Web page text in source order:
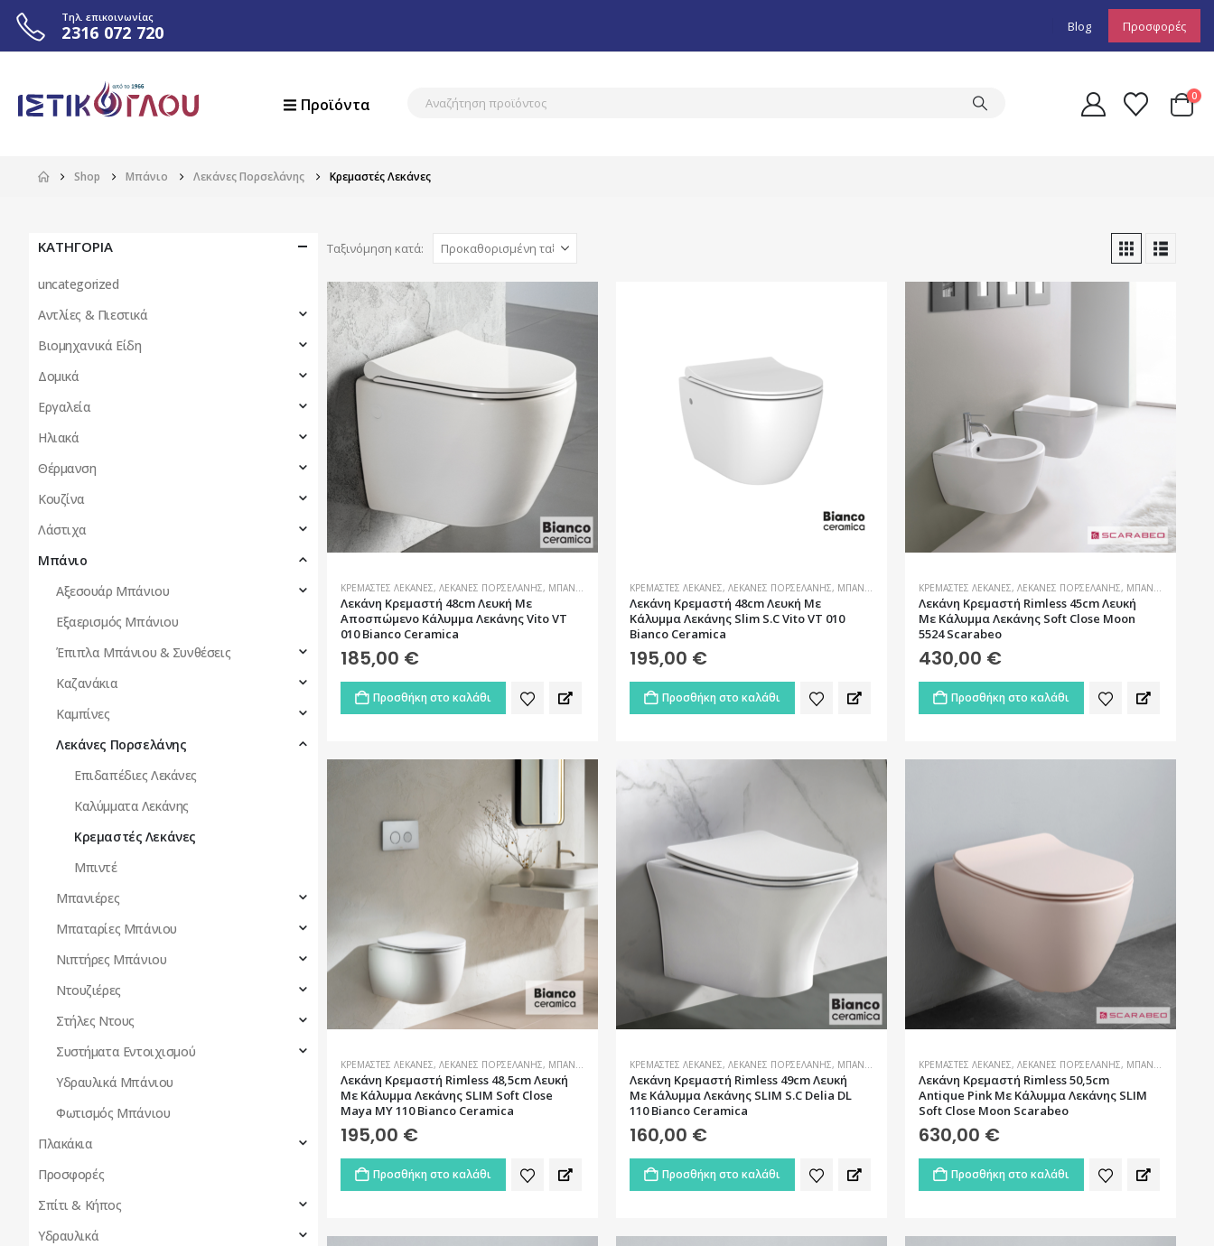
Τηλ. επικοινωνίας
2316 072 720 Blog Προσφορές
Προϊόντα 0
Shop Μπάνιο Λεκάνες Πορσελάνης Κρεμαστές Λεκάνες
Ταξινόμηση κατά:
ΚΡΕΜΑΣΤΈΣ ΛΕΚΆΝΕΣ, ΛΕΚΆΝΕΣ ΠΟΡΣΕΛΆΝΗΣ, ΜΠΆΝΙΟ
Λεκάνη Kρεμαστή 48cm Λευκή Με
Αποσπώμενο Κάλυμμα Λεκάνης Vito VT
010 Bianco Ceramica
185,00 €
Προσθήκη στο καλάθι
ΚΡΕΜΑΣΤΈΣ ΛΕΚΆΝΕΣ, ΛΕΚΆΝΕΣ ΠΟΡΣΕΛΆΝΗΣ, ΜΠΆΝΙΟ
Λεκάνη Kρεμαστή 48cm Λευκή Με
Κάλυμμα Λεκάνης Slim S.C Vito VT 010
Bianco Ceramica
195,00 €
Προσθήκη στο καλάθι
ΚΡΕΜΑΣΤΈΣ ΛΕΚΆΝΕΣ, ΛΕΚΆΝΕΣ ΠΟΡΣΕΛΆΝΗΣ, ΜΠΆΝΙΟ
Λεκάνη Kρεμαστή Rimless 45cm Λευκή
Με Κάλυμμα Λεκάνης Soft Close Moon
5524 Scarabeo
430,00 €
Προσθήκη στο καλάθι
ΚΡΕΜΑΣΤΈΣ ΛΕΚΆΝΕΣ, ΛΕΚΆΝΕΣ ΠΟΡΣΕΛΆΝΗΣ, ΜΠΆΝΙΟ
Λεκάνη Kρεμαστή Rimless 48,5cm Λευκή
Με Κάλυμμα Λεκάνης SLIM Soft Close
Maya MY 110 Bianco Ceramica
195,00 €
Προσθήκη στο καλάθι
ΚΡΕΜΑΣΤΈΣ ΛΕΚΆΝΕΣ, ΛΕΚΆΝΕΣ ΠΟΡΣΕΛΆΝΗΣ, ΜΠΆΝΙΟ
Λεκάνη Kρεμαστή Rimless 49cm Λευκή
Με Κάλυμμα Λεκάνης SLIM S.C Delia DL
110 Bianco Ceramica
160,00 €
Προσθήκη στο καλάθι
ΚΡΕΜΑΣΤΈΣ ΛΕΚΆΝΕΣ, ΛΕΚΆΝΕΣ ΠΟΡΣΕΛΆΝΗΣ, ΜΠΆΝΙΟ
Λεκάνη Kρεμαστή Rimless 50,5cm
Antique Pink Με Κάλυμμα Λεκάνης SLIM
Soft Close Moon Scarabeo
630,00 €
Προσθήκη στο καλάθι
ΚΑΤΗΓΟΡΙΑ
uncategorized
Αντλίες & Πιεστικά
Βιομηχανικά Είδη
Δομικά
Εργαλεία
Ηλιακά
Θέρμανση
Κουζίνα
Λάστιχα
Μπάνιο
Αξεσουάρ Μπάνιου
Εξαερισμός Μπάνιου
Έπιπλα Μπάνιου & Συνθέσεις
Καζανάκια
Καμπίνες
Λεκάνες Πορσελάνης
Επιδαπέδιες Λεκάνες
Καλύμματα Λεκάνης
Κρεμαστές Λεκάνες
Μπιντέ
Μπανιέρες
Μπαταρίες Μπάνιου
Νιπτήρες Μπάνιου
Ντουζιέρες
Στήλες Ντους
Συστήματα Εντοιχισμού
Υδραυλικά Μπάνιου
Φωτισμός Μπάνιου
Πλακάκια
Προσφορές
Σπίτι & Κήπος
Υδραυλικά